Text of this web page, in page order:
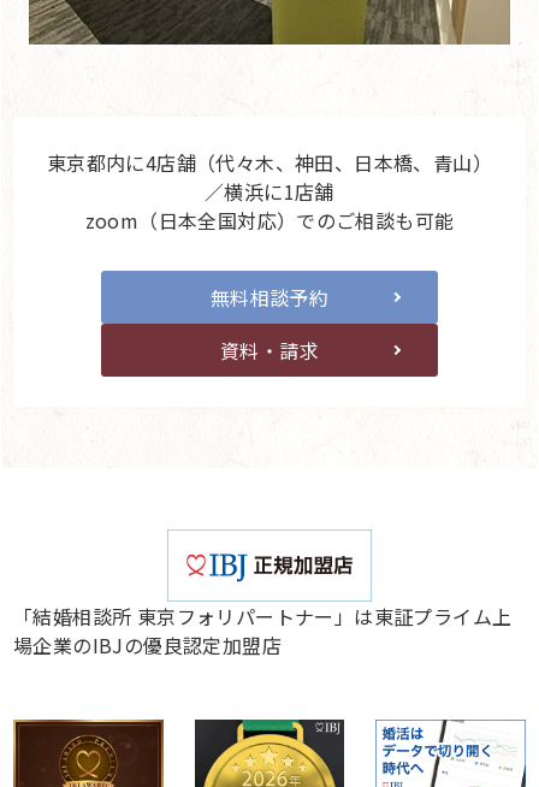
東京都内に4店舗（代々木、神田、日本橋、青山）
／横浜に1店舗
zoom（日本全国対応）でのご相談も可能
無料相談予約
資料・請求
「結婚相談所 東京フォリパートナー」は東証プライム上
場企業のIBJの優良認定加盟店